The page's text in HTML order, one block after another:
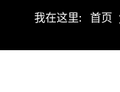
我在这里: 首页